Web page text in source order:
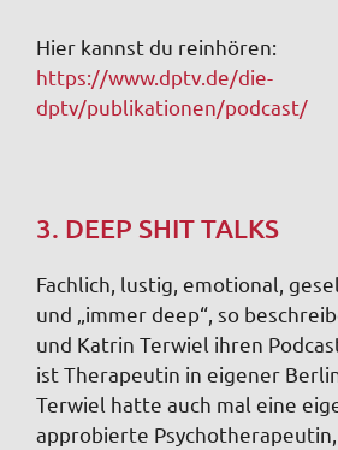
Hier kannst du reinhören:
https://www.dptv.de/die-
dptv/publikationen/podcast/
3. DEEP SHIT TALKS
Fachlich, lustig, emotional,
und „immer deep“, so
und Katrin Terwiel ihren
ist Therapeutin in eigener
Terwiel hatte auch mal eine
approbierte